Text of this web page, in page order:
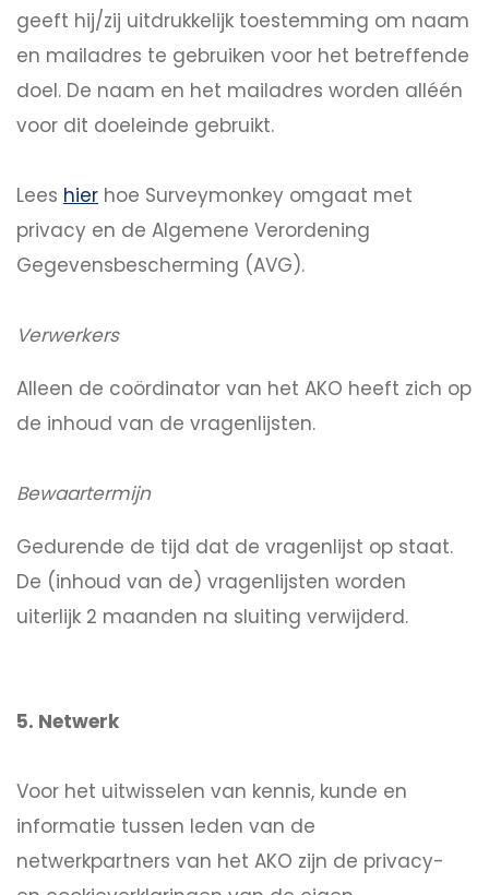
geeft hij/zij uitdrukkelijk toestemming om naam
en mailadres te gebruiken voor het betreffende
doel. De naam en het mailadres worden alléén
voor dit doeleinde gebruikt.
Lees hier hoe Surveymonkey omgaat met
privacy en de Algemene Verordening
Gegevensbescherming (AVG).
Verwerkers
Alleen de coördinator van het AKO heeft zich op
de inhoud van de vragenlijsten.
Bewaartermijn
Gedurende de tijd dat de vragenlijst op staat.
De (inhoud van de) vragenlijsten worden
uiterlijk 2 maanden na sluiting verwijderd.
5. Netwerk
Voor het uitwisselen van kennis, kunde en
informatie tussen leden van de
netwerkpartners van het AKO zijn de privacy-